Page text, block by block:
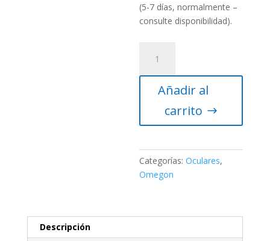
(5-7 días, normalmente –
consulte disponibilidad).
Omegon
ultra
Añadir al
carrito
Categorías:Oculares,
Omegon
Descripción